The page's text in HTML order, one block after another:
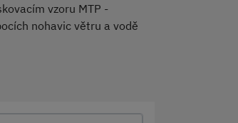
vzoru MTP -
nohavic větru a vodě